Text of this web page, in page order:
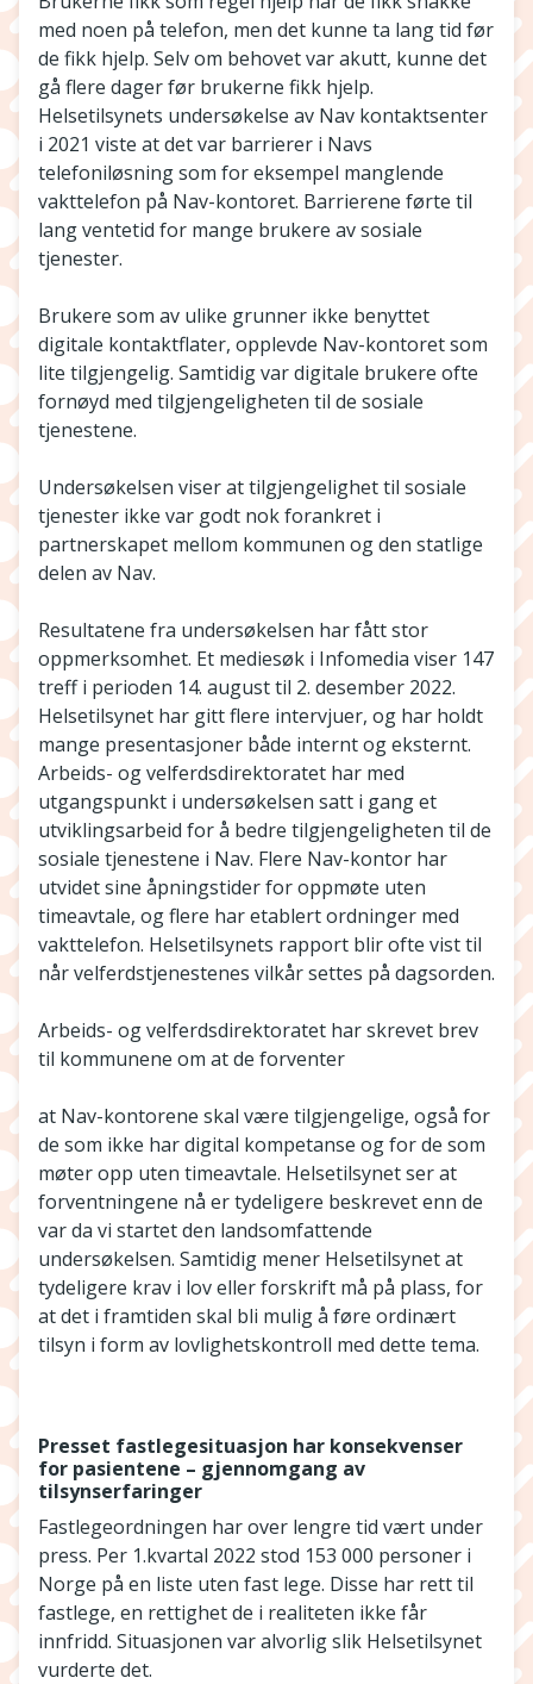
med noen på telefon, men det kunne ta lang tid før
de fikk hjelp. Selv om behovet var akutt, kunne det
gå flere dager før brukerne fikk hjelp.
Helsetilsynets undersøkelse av Nav kontaktsenter
i 2021 viste at det var barrierer i Navs
telefoniløsning som for eksempel manglende
vakttelefon på Nav-kontoret. Barrierene førte til
lang ventetid for mange brukere av sosiale
tjenester.
Brukere som av ulike grunner ikke benyttet
digitale kontaktflater, opplevde Nav-kontoret som
lite tilgjengelig. Samtidig var digitale brukere ofte
fornøyd med tilgjengeligheten til de sosiale
tjenestene.
Undersøkelsen viser at tilgjengelighet til sosiale
tjenester ikke var godt nok forankret i
partnerskapet mellom kommunen og den statlige
delen av Nav.
Resultatene fra undersøkelsen har fått stor
oppmerksomhet. Et mediesøk i Infomedia viser 147
treff i perioden 14. august til 2. desember 2022.
Helsetilsynet har gitt flere intervjuer, og har holdt
mange presentasjoner både internt og eksternt.
Arbeids- og velferdsdirektoratet har med
utgangspunkt i undersøkelsen satt i gang et
utviklingsarbeid for å bedre tilgjengeligheten til de
sosiale tjenestene i Nav. Flere Nav-kontor har
utvidet sine åpningstider for oppmøte uten
timeavtale, og flere har etablert ordninger med
vakttelefon. Helsetilsynets rapport blir ofte vist til
når velferdstjenestenes vilkår settes på dagsorden.
Arbeids- og velferdsdirektoratet har skrevet brev
til kommunene om at de forventer
at Nav-kontorene skal være tilgjengelige, også for
de som ikke har digital kompetanse og for de som
møter opp uten timeavtale. Helsetilsynet ser at
forventningene nå er tydeligere beskrevet enn de
var da vi startet den landsomfattende
undersøkelsen. Samtidig mener Helsetilsynet at
tydeligere krav i lov eller forskrift må på plass, for
at det i framtiden skal bli mulig å føre ordinært
tilsyn i form av lovlighetskontroll med dette tema.
Presset fastlegesituasjon har konsekvenser
for pasientene – gjennomgang av
tilsynserfaringer
Fastlegeordningen har over lengre tid vært under
press. Per 1.kvartal 2022 stod 153 000 personer i
Norge på en liste uten fast lege. Disse har rett til
fastlege, en rettighet de i realiteten ikke får
innfridd. Situasjonen var alvorlig slik Helsetilsynet
vurderte det.